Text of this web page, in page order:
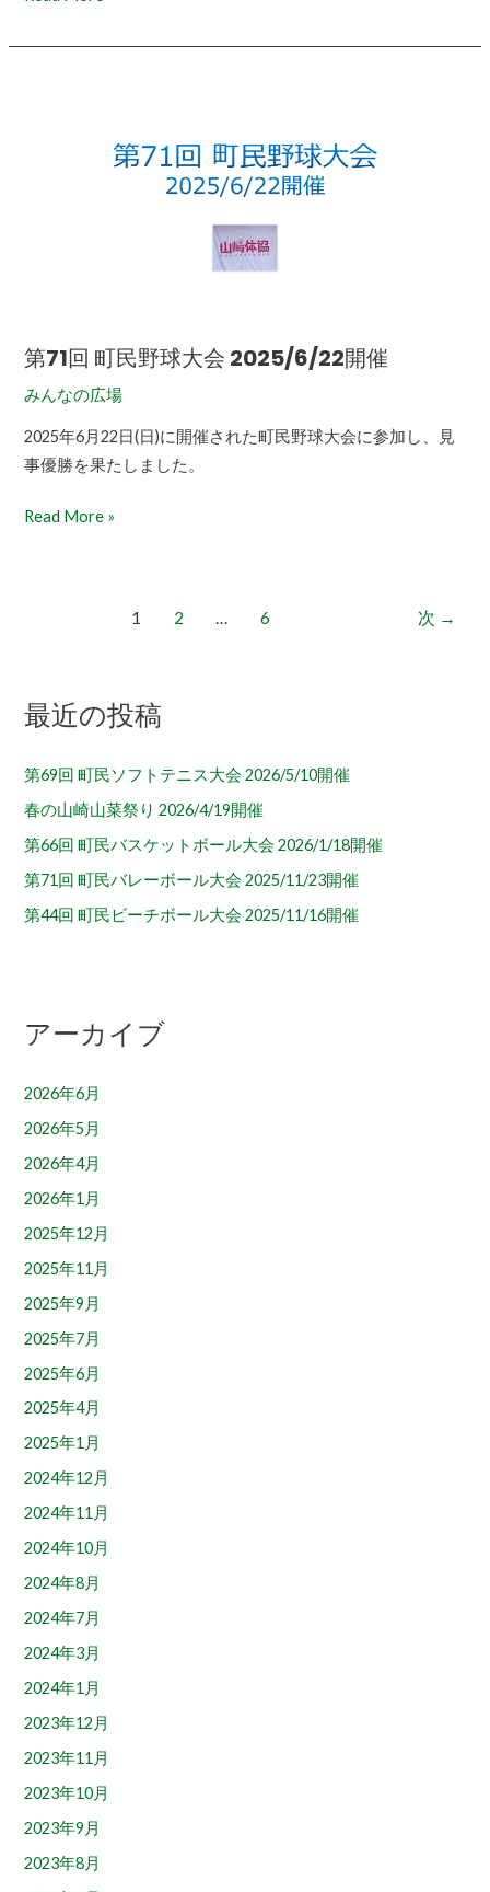
第71回 町民野球大会 2025/6/22開催
みんなの広場
2025年6月22日(日)に開催された町民野球大会に参加し、見
事優勝を果たしました。
開
催
Read More »
1 2 … 6 次 →
最近の投稿
第69回 町民ソフトテニス大会 2026/5/10開催
春の山崎山菜祭り 2026/4/19開催
第66回 町民バスケットボール大会 2026/1/18開催
第71回 町民バレーボール大会 2025/11/23開催
第44回 町民ビーチボール大会 2025/11/16開催
アーカイブ
2026年6月
2026年5月
2026年4月
2026年1月
2025年12月
2025年11月
2025年9月
2025年7月
2025年6月
2025年4月
2025年1月
2024年12月
2024年11月
2024年10月
2024年8月
2024年7月
2024年3月
2024年1月
2023年12月
2023年11月
2023年10月
2023年9月
2023年8月